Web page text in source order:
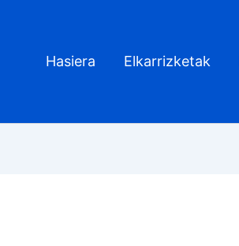
Hasiera Elkarrizketak